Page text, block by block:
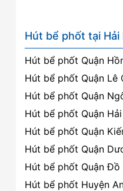
Hút bể phốt tại Hải
Hút bể phốt Quận
Hút bể phốt Quận Lê
Hút bể phốt Quận
Hút bể phốt Quận
Hút bể phốt Quận
Hút bể phốt Quận
Hút bể phốt Quận Đồ
Hút bể phốt Huyện